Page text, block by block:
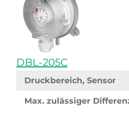
DBL-205C
Druckbereich, Sensor
Max. zulässiger